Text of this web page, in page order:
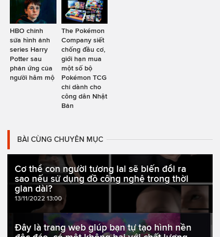
HBO chỉnh
sửa hình ảnh
series Harry
Potter sau
phản ứng của
người hâm mộ
The Pokémon
Company siết
chống đầu cơ,
giới hạn mua
một số bộ
Pokémon TCG
chỉ dành cho
công dân Nhật
Bản
BÀI CÙNG CHUYÊN MỤC
Cơ thể con người tương lai sẽ biến đổi ra
sao nếu sử dụng đồ công nghệ trong thời
gian dài?
13/11/2022 13:00
Đây là trang web giúp bạn tự tạo hình nền